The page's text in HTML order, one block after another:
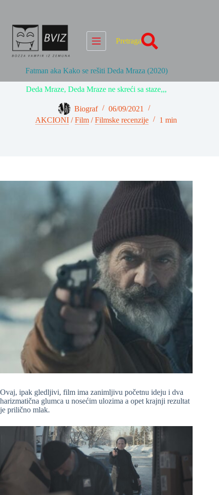
Pretraga
Fatman aka Kako se rešiti Deda Mraza (2020)
Deda Mraze, Deda Mraze ne skreći sa staze,,,
Biograf
06/09/2021
AKCIONI /Film /Filmske recenzije 1 min
Ovaj, ipak gledljivi, film ima zanimljivu početnu ideju i dva
harizmatična glumca u nosećim ulozima a opet krajnji rezultat
je prilično mlak.